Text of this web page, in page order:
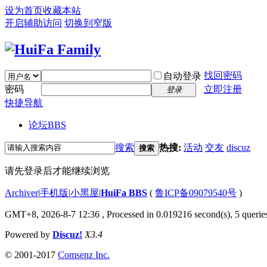
设为首页收藏本站
开启辅助访问 切换到窄版
自动登录 找回密码
密码
登录
立即注册
快捷导航
论坛BBS
搜索 搜索 热搜: 活动 交友 discuz
请先登录后才能继续浏览
Archiver|手机版|小黑屋|HuiFa BBS ( 鲁ICP备09079540号 )
GMT+8, 2026-8-7 12:36 , Processed in 0.019216 second(s), 5
Powered by Discuz! X3.4
© 2001-2017 Comsenz Inc.